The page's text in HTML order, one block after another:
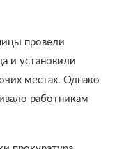
провели
и установили
местах. Однако
работникам